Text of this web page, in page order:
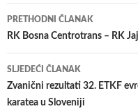
Navigacija
članaka
PRETHODNI ČLANAK
RK Bosna Centrotrans – RK
SLJEDEĆI ČLANAK
Zvanični rezultati 32. ETKF
karatea u Sloveniji